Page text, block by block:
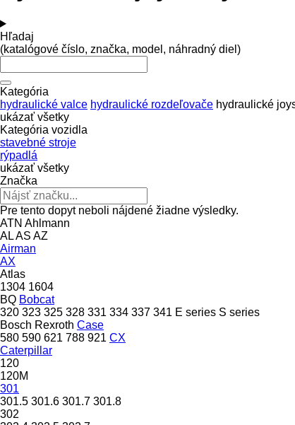
Hľadaj
(katalógové číslo, značka, model, náhradný diel)
Kategória
hydraulické valce hydraulické rozdeľovače hydraulické
ukázať všetky
Kategória vozidla
stavebné stroje
rýpadlá
ukázať všetky
Značka
Pre tento dopyt neboli nájdené žiadne výsledky.
ATN Ahlmann
ALAS AZ
Airman
AX
Atlas
1304 1604
BQ Bobcat
320 323 325 328 331 334 337 341 E series S series
Bosch Rexroth Case
580 590 621 788 921 CX
Caterpillar
120
120M
301
301.5 301.6 301.7 301.8
302